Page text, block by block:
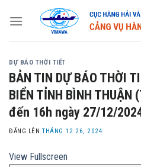
DỰ BÁO THỜI TIẾT
BẢN TIN DỰ BÁO THỜI
BIỂN TỈNH BÌNH
đến 16h ngày 27/12/
ĐĂNG LÊNTHÁNG 12 26, 2024
View Fullscreen